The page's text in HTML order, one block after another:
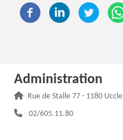
Administration
Adresse :
Rue de Stalle 77 - 1180 Uccle
Téléphone :
02/605.11.80